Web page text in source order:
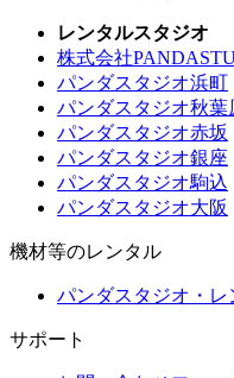
レンタルスタジオ
株式会社
パンダスタジオ浜町
パンダスタジオ秋葉
パンダスタジオ赤坂
パンダスタジオ銀座
パンダスタジオ駒込
パンダスタジオ大阪
機材等のレンタル
パンダスタジオ・レ
サポート